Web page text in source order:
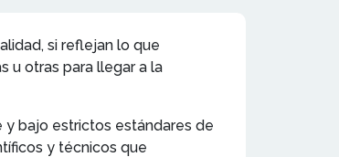
si reflejan lo que
u otras para llegar a la
y bajo estrictos estándares de
y técnicos que